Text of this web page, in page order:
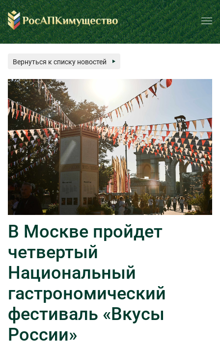
Вернуться к списку новостей
В Москве пройдет
четвертый
Национальный
гастрономический
фестиваль «Вкусы
России»